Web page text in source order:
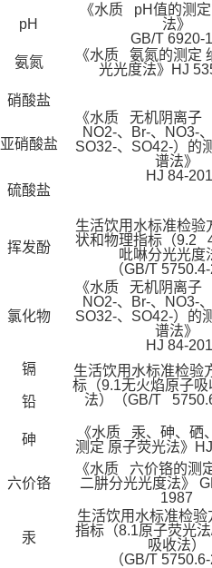
pH
《水质 pH值的测
法》
GB/T 6920-
氨氮
《水质 氨氮的测定
光光度法》HJ
硝酸盐
《水质 无机阴离子
NO2-、Br-、NO3-
SO32-、SO42-）的
谱法》
HJ 84-
亚硝酸盐
硫酸盐
挥发酚
生活饮用水标准检验
状和物理指标（9.2
吡啉分光光度
（GB/T 5750.4-
氯化物
《水质 无机阴离子
NO2-、Br-、NO3-
SO32-、SO42-）的
谱法》
HJ 84-
镉
生活饮用水标准检验
标（9.1无火焰原子
法）（GB/T
铅
砷
《水质 汞、砷、硒
测定 原子荧光法》
六价铬
《水质 六价铬的测
二肼分光光度法》
1987
汞
生活饮用水标准检
指标（8.1原子荧光
吸收法）
（GB/T 5750.6-